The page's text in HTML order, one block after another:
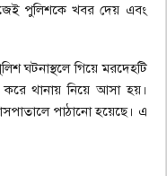
পুলিশকে খবর দেয় এবং
ঘটনাস্থলে গিয়ে মরদেহটি
করে থানায় নিয়ে আসা হয়।
পাঠানো হয়েছে। এ